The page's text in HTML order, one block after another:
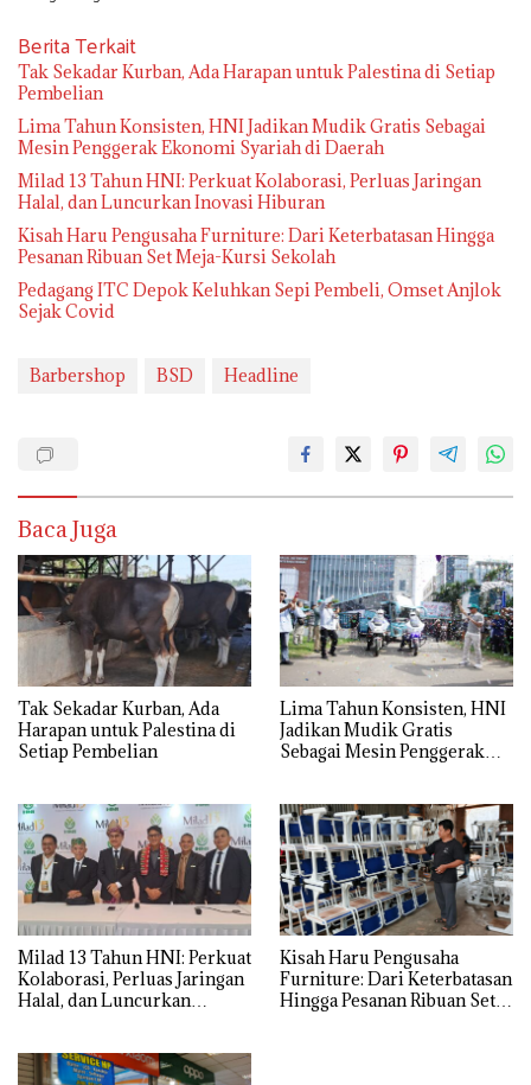
Berita Terkait
Tak Sekadar Kurban, Ada Harapan untuk Palestina di Setiap
Pembelian
Lima Tahun Konsisten, HNI Jadikan Mudik Gratis Sebagai
Mesin Penggerak Ekonomi Syariah di Daerah
Milad 13 Tahun HNI: Perkuat Kolaborasi, Perluas Jaringan
Halal, dan Luncurkan Inovasi Hiburan
Kisah Haru Pengusaha Furniture: Dari Keterbatasan Hingga
Pesanan Ribuan Set Meja-Kursi Sekolah
Pedagang ITC Depok Keluhkan Sepi Pembeli, Omset Anjlok
Sejak Covid
Barbershop BSD Headline
Baca Juga
Tak Sekadar Kurban, Ada
Harapan untuk Palestina di
Setiap Pembelian
Lima Tahun Konsisten, HNI
Jadikan Mudik Gratis
Sebagai Mesin Penggerak
Milad 13 Tahun HNI: Perkuat
Kolaborasi, Perluas Jaringan
Halal, dan Luncurkan
Kisah Haru Pengusaha
Furniture: Dari Keterbatasan
Hingga Pesanan Ribuan Set